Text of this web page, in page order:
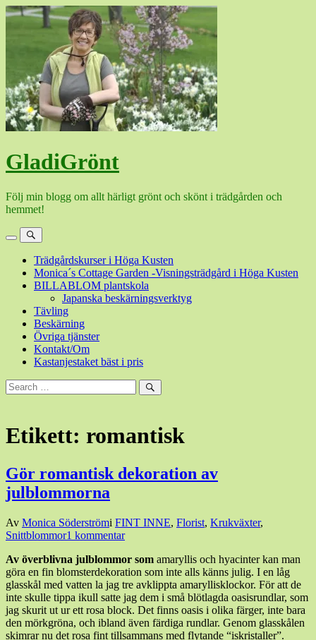
Hoppa
GladiGrönt
Följ min blogg om allt härligt grönt och skönt i trädgården och
hemmet!
MenySök
Trädgårdskurser i Höga Kusten
Monica´s Cottage Garden -Visningsträdgård i Höga Kusten
BILLABLOM plantskola
Japanska beskärningsverktyg
Tävling
Beskärning
Övriga tjänster
Kontakt/Om
Kastanjestaket bäst i pris
Sök
efter:
Sök
Etikett: romantisk
Gör romantisk dekoration av
julblommorna
Den
18
201718
januari,
2017
Av Monica Söderströmi FINT INNE, Florist, Krukväxter,
Snittblommor1 kommentar
Av överblivna julblommor som amaryllis och hyacinter kan man
göra en fin blomsterdekoration som inte alls känns julig. I en låg
glasskål med vatten la jag tre avklippta amaryllisklockor. För att de
inte skulle tippa ikull satte jag dem i små blötlagda oasisrundlar, som
jag skurit ut ur ett rosa block. Det finns oasis i olika färger, inte bara
den mörkgröna, och ibland även färdiga rundlar. Genom glasskålen
skimrar nu det rosa fint tillsammans med flytande “iskristaller”.